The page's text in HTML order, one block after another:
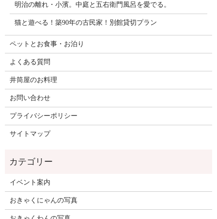
明治の離れ・小濱。中庭と五右衛門風呂を愛でる。
猫と遊べる！築90年の古民家！別館貸切プラン
ペットとお食事・お泊り
よくある質問
井筒屋のお料理
お問い合わせ
プライバシーポリシー
サイトマップ
イベント案内
おきゃくにゃんの写真